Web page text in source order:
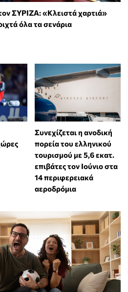
ΣΥΡΙΖΑ: «Κλειστά χαρτιά»
όλα τα σενάρια
Συνεχίζεται η ανοδική
πορεία του ελληνικού
τουρισμού με 5,6 εκατ.
επιβάτες τον Ιούνιο στα
14 περιφερειακά
αεροδρόμια